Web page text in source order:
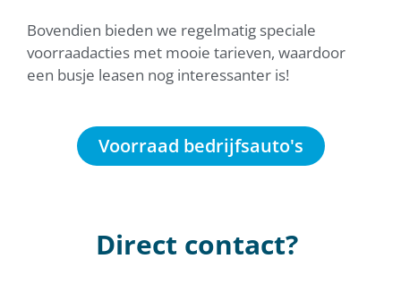
Bovendien bieden we regelmatig speciale
voorraadacties met mooie tarieven, waardoor
een busje leasen nog interessanter is!
Voorraad bedrijfsauto's
Direct contact?